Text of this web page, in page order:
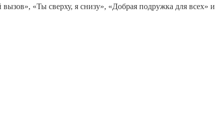
«Ты сверху, я снизу», «Добрая подружка для всех» и